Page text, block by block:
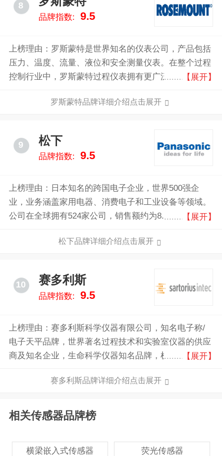
8
品牌指数: 9.5
上榜理由：罗斯蒙特是世界知名的仪表公司，产品包括
压力、温度、流量、液位和安全测量仪表。在整个过程
控制行业中，罗斯蒙特过程仪表拥有更广泛的应用。产
变送器产品是其代表产品之一。
【展开】
罗斯蒙特品牌详细介绍点击展开
9 松下
品牌指数: 9.5
上榜理由：日本知名的跨国电子企业，世界500强企
业，业务涵盖家用电器、消费电子和工业设备等领域。
公司在全球拥有524家公司，销售额约为8.38万亿日【展开】
松下品牌详细介绍点击展开
10 赛多利斯
品牌指数: 9.5
上榜理由：赛多利斯科学仪器有限公司，知名电子称/
电子天平品牌，世界著名过程技术和实验室仪器的供应
商及知名企业，生命科学仪器知名品牌，机械电子、生
【展开】
赛多利斯品牌详细介绍点击展开
相关传感器品牌榜
横梁嵌入式传感器 荧光传感器